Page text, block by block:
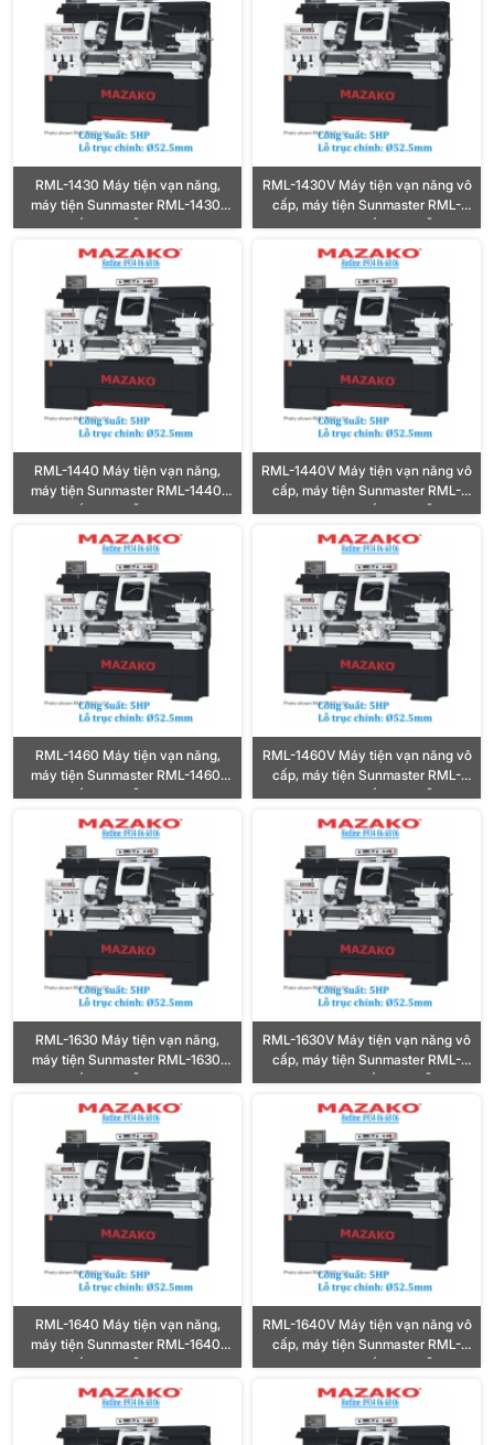
RML-1430 Máy tiện vạn năng,
máy tiện Sunmaster RML-1430,
Công suất 5HP, Lỗ trục Ø52.5mm
RML-1430V Máy tiện vạn năng vô
cấp, máy tiện Sunmaster RML-
1430V, Công suất 5HP, Lỗ trục
Ø52.5mm
RML-1440 Máy tiện vạn năng,
máy tiện Sunmaster RML-1440,
Công suất 5HP, Lỗ trục Ø52.5mm
RML-1440V Máy tiện vạn năng vô
cấp, máy tiện Sunmaster RML-
1440V, Công suất 5HP, Lỗ trục
RML-1460 Máy tiện vạn năng,
máy tiện Sunmaster RML-1460,
Công suất 5HP, Lỗ trục Ø52.5mm
RML-1460V Máy tiện vạn năng vô
cấp, máy tiện Sunmaster RML-
1460V, Công suất 5HP, Lỗ trục
RML-1630 Máy tiện vạn năng,
máy tiện Sunmaster RML-1630,
Công suất 5HP, Lỗ trục Ø52.5mm
RML-1630V Máy tiện vạn năng vô
cấp, máy tiện Sunmaster RML-
1630V, Công suất 5HP, Lỗ trục
RML-1640 Máy tiện vạn năng,
máy tiện Sunmaster RML-1640,
Công suất 5HP, Lỗ trục Ø52.5mm
RML-1640V Máy tiện vạn năng vô
cấp, máy tiện Sunmaster RML-
1640V, Công suất 5HP, Lỗ trục
Ø52.5mm